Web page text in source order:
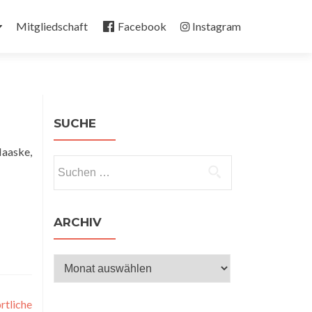
Mitgliedschaft Facebook Instagram
SUCHE
nach:
ARCHIV
Archiv